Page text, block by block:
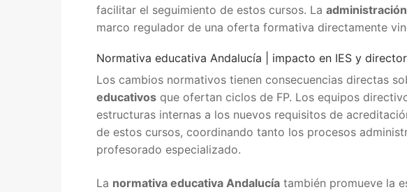
facilitar el seguimiento de estos cursos. La
marco regulador de una oferta formativa directamente
Normativa educativa Andalucía | impacto en IES y
Los cambios normativos tienen consecuencias directas
educativos que ofertan ciclos de FP. Los equipos
estructuras internas a los nuevos requisitos de
de estos cursos, coordinando tanto los procesos
profesorado especializado.
La normativa educativa Andalucía también promueve la